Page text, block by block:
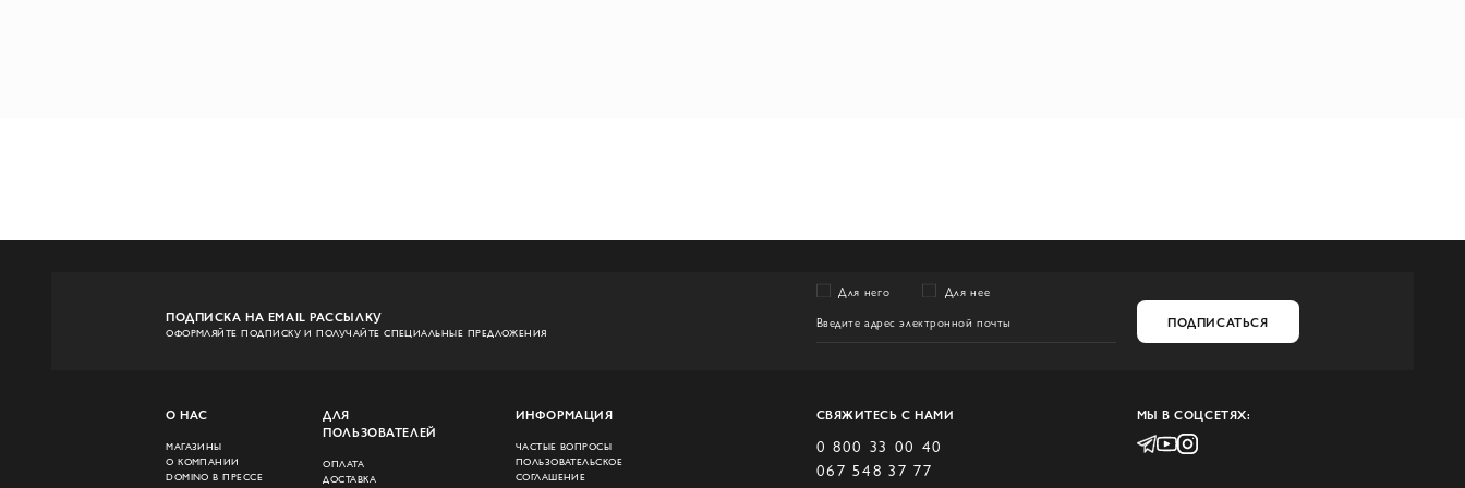
ПОДПИСКА НА EMAIL РАССЫЛКУ
ОФОРМЛЯЙТЕ ПОДПИСКУ И ПОЛУЧАЙТЕ СПЕЦИАЛЬНЫЕ ПРЕДЛОЖЕНИЯ
Для него
Для нее
ПОДПИСАТЬСЯ
О НАС
МАГАЗИНЫ
О КОМПАНИИ
DOMINO В ПРЕССЕ
ДЛЯ
ПОЛЬЗОВАТЕЛЕЙ
ОПЛАТА
ДОСТАВКА
ИНФОРМАЦИЯ
ЧАСТЫЕ ВОПРОСЫ
ПОЛЬЗОВАТЕЛЬСКОЕ
СОГЛАШЕНИЕ
СВЯЖИТЕСЬ С НАМИ
0 800 33 00 40
067 548 37 77
МЫ В СОЦСЕТЯХ: